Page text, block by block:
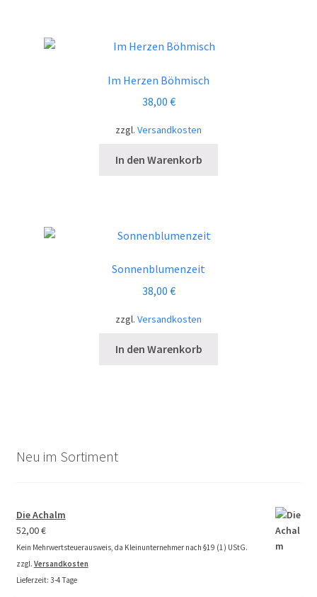
Im Herzen Böhmisch
38,00 €
zzgl. Versandkosten
In den Warenkorb
Sonnenblumenzeit
38,00 €
zzgl. Versandkosten
In den Warenkorb
Neu im Sortiment
Die Achalm
52,00€
Kein Mehrwertsteuerausweis, da Kleinunternehmer nach §19 (1) UStG.
zzgl. Versandkosten
Lieferzeit: 3-4 Tage